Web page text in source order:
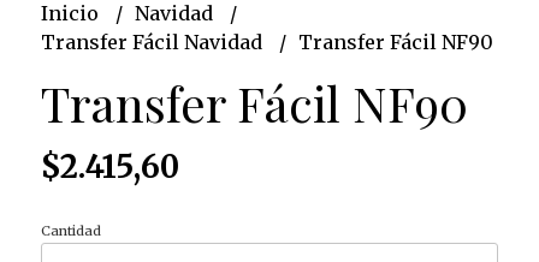
Inicio
Navidad
Transfer Fácil Navidad
Transfer Fácil NF90
Transfer Fácil NF90
$2.415,60
Cantidad